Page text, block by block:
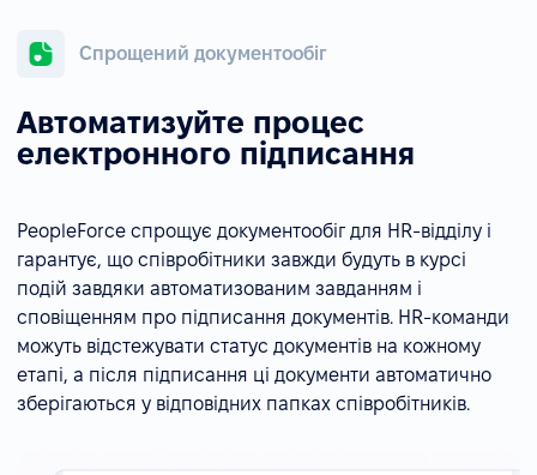
Спрощений документообіг
Автоматизуйте процес
електронного підписання
PeopleForce спрощує документообіг для HR-відділу і
гарантує, що співробітники завжди будуть в курсі
подій завдяки автоматизованим завданням і
сповіщенням про підписання документів. HR-команди
можуть відстежувати статус документів на кожному
етапі, а після підписання ці документи автоматично
зберігаються у відповідних папках співробітників.